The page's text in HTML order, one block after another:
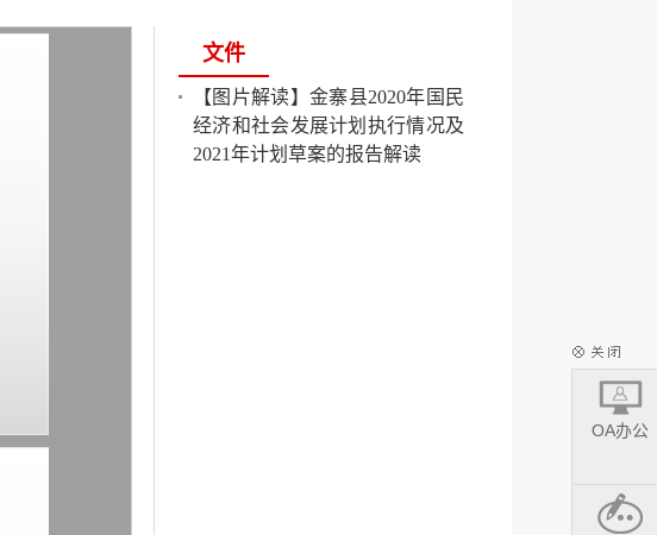
文件
【图片解读】金寨县2020年国民
经济和社会发展计划执行情况及
2021年计划草案的报告解读
OA办公